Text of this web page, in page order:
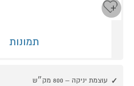
תמונות
עוצמת יניקה – 800 מק״ש